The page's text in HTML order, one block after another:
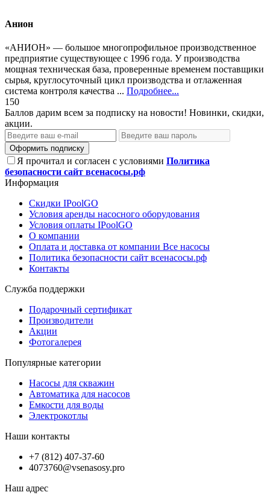
Анион
«АНИОН» — большое многопрофильное производственное
предприятие существующее с 1996 года. У производства
мощная техническая база, проверенные временем поставщики
сырья, круглосуточный цикл производства и отлаженная
система контроля качества ... Подробнее...
150
Баллов дарим всем за подписку на новости! Новинки, скидки,
акции.
Оформить подписку
Я прочитал и согласен с условиями Политика
безопасности сайт всенасосы.рф
Информация
Скидки IPoolGO
Условия аренды насосного оборудования
Условия оплаты IPoolGO
О компании
Оплата и доставка от компании Все насосы
Политика безопасности сайт всенасосы.рф
Контакты
Служба поддержки
Подарочный сертификат
Производители
Акции
Фотогалерея
Популярные категории
Насосы для скважин
Автоматика для насосов
Емкости для воды
Электрокотлы
Наши контакты
+7 (812) 407-37-60
4073760@vsenasosy.pro
Наш адрес